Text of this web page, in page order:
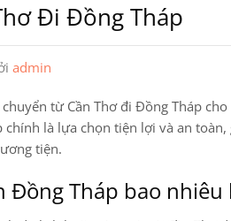
Đi Đồng Tháp
admin
chuyển từ Cần Thơ đi Đồng Tháp
chính là lựa chọn tiện lợi và an
tiện.
Đồng Tháp bao nhiêu